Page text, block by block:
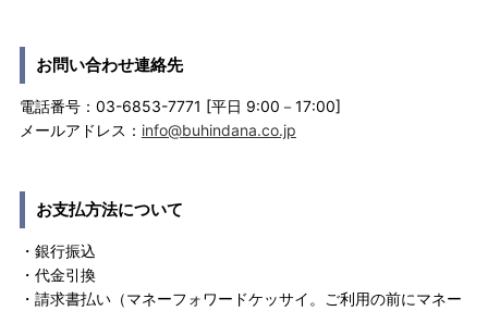
お問い合わせ連絡先
電話番号：03-6853-7771 [平日 9:00－17:00]
メールアドレス： info@buhindana.co.jp
お支払方法について
・銀行振込
・代金引換
・請求書払い（マネーフォワードケッサイ。ご利用の前にマネー